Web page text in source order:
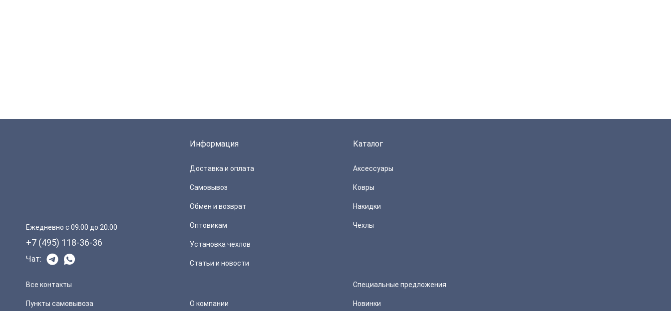
Ежедневно с 09:00 до 20:00
+7 (495) 118-36-36
Чат:
Все контакты
Пункты самовывоза
Информация
Доставка и оплата
Самовывоз
Обмен и возврат
Оптовикам
Установка чехлов
Статьи и новости
О компании
Каталог
Аксессуары
Ковры
Накидки
Чехлы
Специальные предложения
Новинки